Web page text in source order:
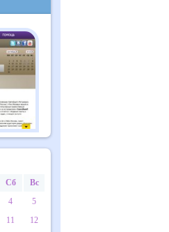
Сб
Вс
4
5
11
12